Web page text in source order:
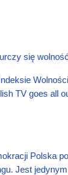
się
TV goes all
Polska
Jest